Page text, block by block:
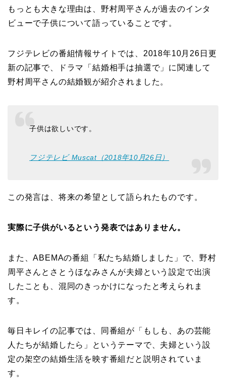
もっとも大きな理由は、野村周平さんが過去のインタ
ビューで子供について語っていることです。
フジテレビの番組情報サイトでは、2018年10月26日更
新の記事で、ドラマ「結婚相手は抽選で」に関連して
野村周平さんの結婚観が紹介されました。
子供は欲しいです。
フジテレビ Muscat（2018年10月26日）
この発言は、将来の希望として語られたものです。
実際に子供がいるという発表ではありません。
また、ABEMAの番組「私たち結婚しました」で、野村
周平さんとさとうほなみさんが夫婦という設定で出演
したことも、混同のきっかけになったと考えられま
す。
毎日キレイの記事では、同番組が「もしも、あの芸能
人たちが結婚したら」というテーマで、夫婦という設
定の架空の結婚生活を映す番組だと説明されていま
す。